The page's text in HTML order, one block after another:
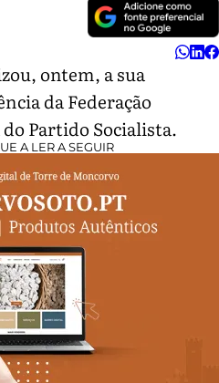
ontem, a sua
da Federação
Partido Socialista.
A LER A SEGUIR